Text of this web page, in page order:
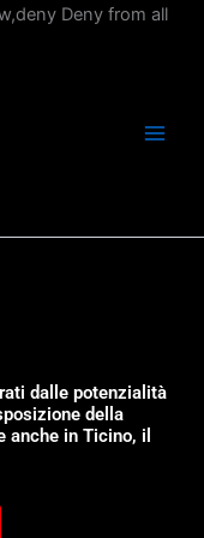
Deny from allVai
dalle potenzialità
della
anche in Ticino, il